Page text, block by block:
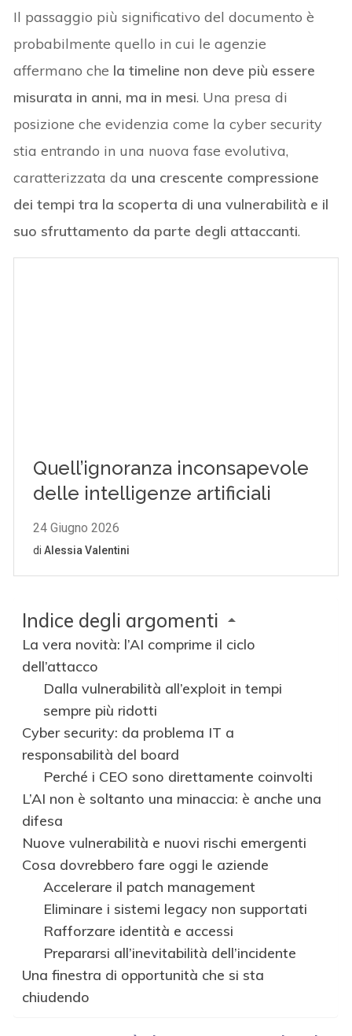
Il passaggio più significativo del documento è
probabilmente quello in cui le agenzie
affermano che la timeline non deve più essere
misurata in anni, ma in mesi. Una presa di
posizione che evidenzia come la cyber security
stia entrando in una nuova fase evolutiva,
caratterizzata da una crescente compressione
dei tempi tra la scoperta di una vulnerabilità e il
suo sfruttamento da parte degli attaccanti.
Indice degli argomenti
La vera novità: l’AI comprime il ciclo
dell’attacco
Dalla vulnerabilità all’exploit in tempi
sempre più ridotti
Cyber security: da problema IT a
responsabilità del board
Perché i CEO sono direttamente coinvolti
L’AI non è soltanto una minaccia: è anche una
difesa
Nuove vulnerabilità e nuovi rischi emergenti
Cosa dovrebbero fare oggi le aziende
Accelerare il patch management
Eliminare i sistemi legacy non supportati
Rafforzare identità e accessi
Prepararsi all’inevitabilità dell’incidente
Una finestra di opportunità che si sta
chiudendo